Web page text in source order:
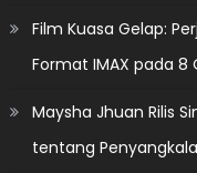
Film Kuasa Gelap:
Format IMAX pada 8
Maysha Jhuan Rilis
tentang